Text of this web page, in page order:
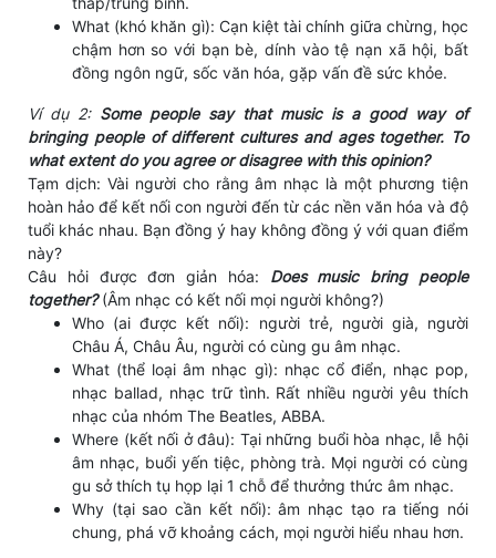
What (khó khăn gì): Cạn kiệt tài chính giữa chừng, học
chậm hơn so với bạn bè, dính vào tệ nạn xã hội, bất
đồng ngôn ngữ, sốc văn hóa, gặp vấn đề sức khỏe.
Ví dụ 2: Some people say that music is a good way of
bringing people of different cultures and ages together. To
what extent do you agree or disagree with this opinion?
Tạm dịch: Vài người cho rằng âm nhạc là một phương tiện
hoàn hảo để kết nối con người đến từ các nền văn hóa và độ
tuổi khác nhau. Bạn đồng ý hay không đồng ý với quan điểm
này?
Câu hỏi được đơn giản hóa: Does music bring people
together?(Âm nhạc có kết nối mọi người không?)
Who (ai được kết nối): người trẻ, người già, người
Châu Á, Châu Âu, người có cùng gu âm nhạc.
What (thể loại âm nhạc gì): nhạc cổ điển, nhạc pop,
nhạc ballad, nhạc trữ tình. Rất nhiều người yêu thích
nhạc của nhóm The Beatles, ABBA.
Where (kết nối ở đâu): Tại những buổi hòa nhạc, lễ hội
âm nhạc, buổi yến tiệc, phòng trà. Mọi người có cùng
gu sở thích tụ họp lại 1 chỗ để thưởng thức âm nhạc.
Why (tại sao cần kết nối): âm nhạc tạo ra tiếng nói
chung, phá vỡ khoảng cách, mọi người hiểu nhau hơn.